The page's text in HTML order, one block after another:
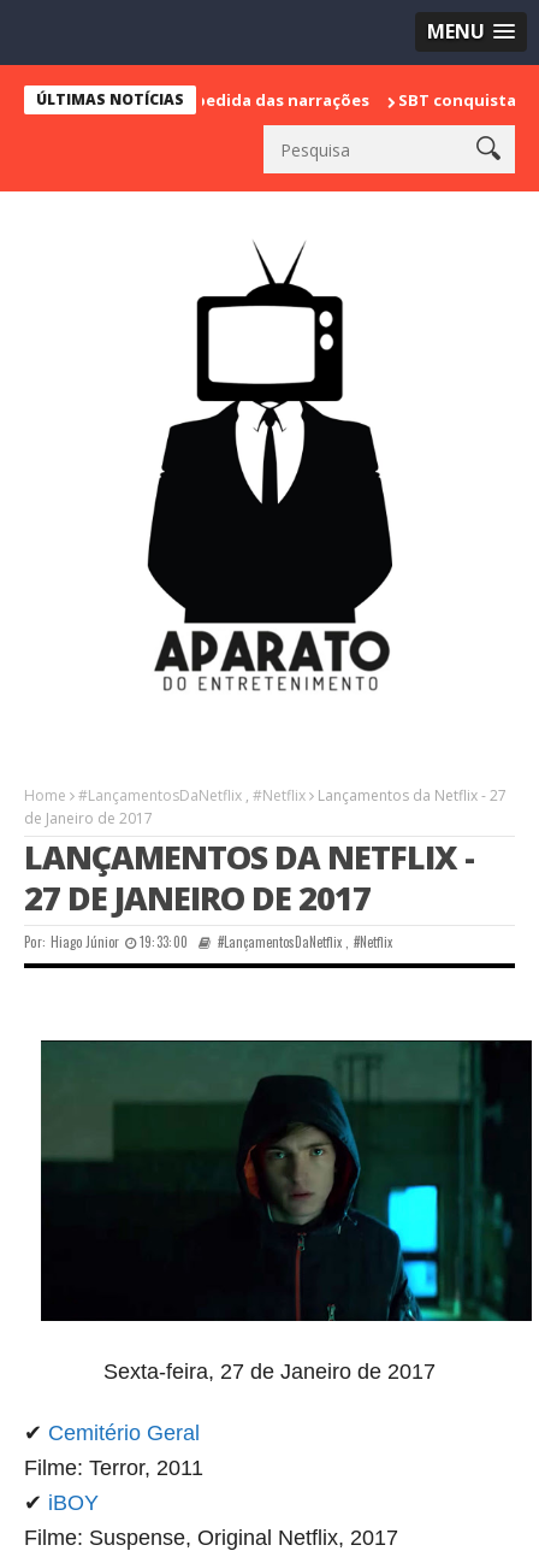
MENU
ÚLTIMAS NOTÍCIAS
sua despedida das narrações SBT conquista a vice
Home #LançamentosDaNetflix , #Netflix
Lançamentos da Netflix - 27
de Janeiro de 2017
LANÇAMENTOS DA NETFLIX -
27 DE JANEIRO DE 2017
Por: Hiago Júnior 19:33:00 #LançamentosDaNetflix ,#Netflix
Sexta-feira, 27 de Janeiro de 2017
✔ Cemitério Geral
Filme: Terror, 2011
✔ iBOY
Filme: Suspense, Original Netflix, 2017